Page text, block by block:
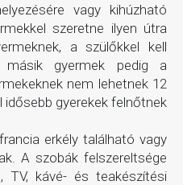
vagy kihúzható
szeretne ilyen útra
a szülőkkel kell
gyermek pedig a
nem lehetnek 12
idősebb gyerekek felnőtnek
erkély található vagy
A szobák felszereltsége
TV, kávé- és teakészítési